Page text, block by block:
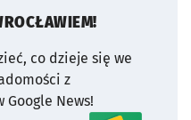
co dzieje się we
z
Google News!